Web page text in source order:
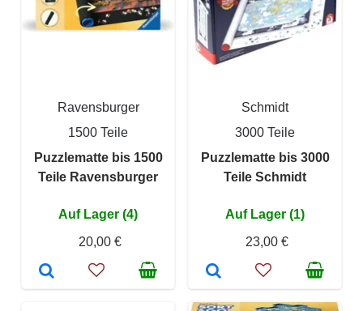
Ravensburger
1500 Teile
Puzzlematte bis 1500
Teile Ravensburger
Auf Lager (4)
20,00 €
Schmidt
3000 Teile
Puzzlematte bis 3000
Teile Schmidt
Auf Lager (1)
23,00 €